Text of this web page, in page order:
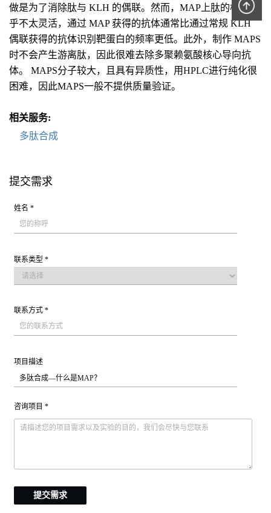
做是为了消除肽与 KLH 的偶联。然而，MAP上肽的构象似
乎不太灵活，通过 MAP 获得的抗体通常比通过常规 KLH
偶联获得的抗体识别靶蛋白的频率更低。此外，制作 MAPS
时不会产生游离肽，因此很难去除多聚赖氨酸核心导向抗
体。 MAPS分子较大，且具有异质性，用HPLC进行纯化很
困难，因此MAPS一般不提供质量验证。
相关服务:
多肽合成
提交需求
姓名 *
联系类型 *
联系方式 *
项目描述
咨询项目 *
提交需求